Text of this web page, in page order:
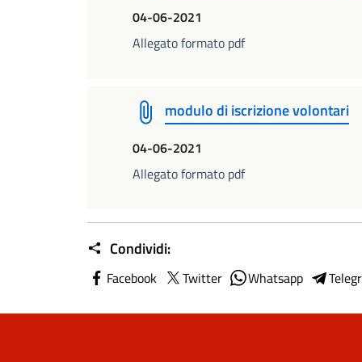
04-06-2021
Allegato formato pdf
modulo di iscrizione volontari
04-06-2021
Allegato formato pdf
Condividi:
Facebook Twitter Whatsapp